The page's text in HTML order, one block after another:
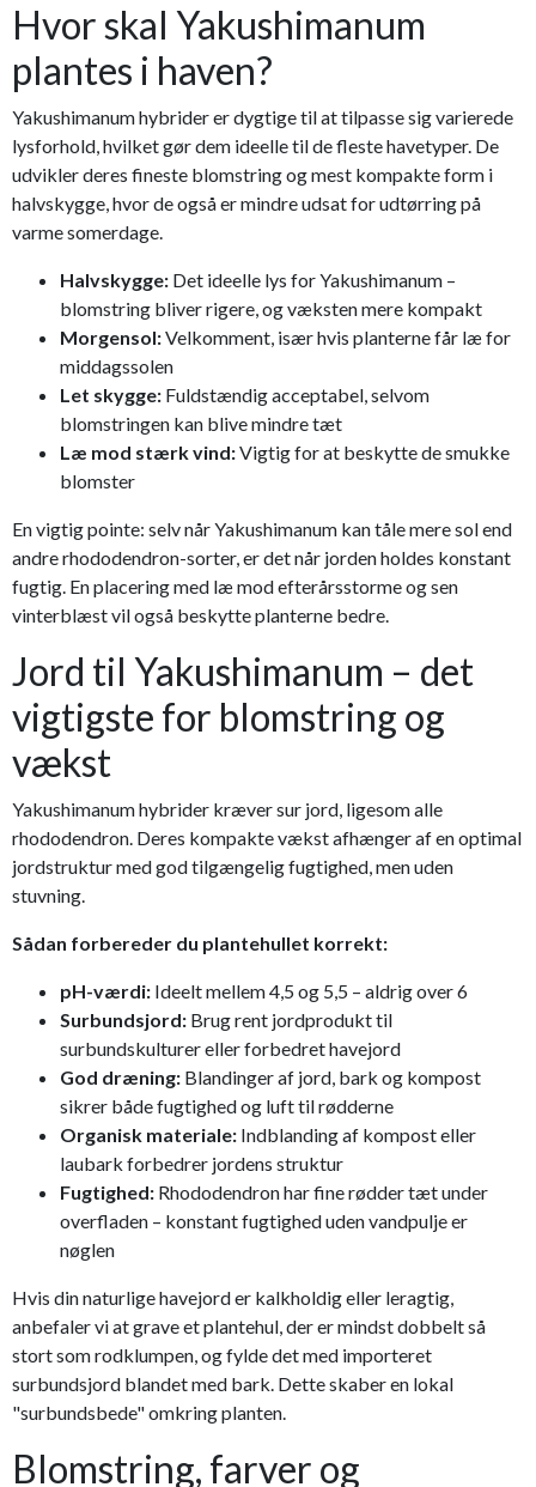
Hvor skal Yakushimanum
plantes i haven?
Yakushimanum hybrider er dygtige til at tilpasse sig varierede
lysforhold, hvilket gør dem ideelle til de fleste havetyper. De
udvikler deres fineste blomstring og mest kompakte form i
halvskygge, hvor de også er mindre udsat for udtørring på
varme somerdage.
Halvskygge: Det ideelle lys for Yakushimanum –
blomstring bliver rigere, og væksten mere kompakt
Morgensol:Velkomment, især hvis planterne får læ for
middagssolen
Let skygge: Fuldstændig acceptabel, selvom
blomstringen kan blive mindre tæt
Læ mod stærk vind:Vigtig for at beskytte de smukke
blomster
En vigtig pointe: selv når Yakushimanum kan tåle mere sol end
andre rhododendron-sorter, er det når jorden holdes konstant
fugtig. En placering med læ mod efterårsstorme og sen
vinterblæst vil også beskytte planterne bedre.
Jord til Yakushimanum – det
vigtigste for blomstring og
vækst
Yakushimanum hybrider kræver sur jord, ligesom alle
rhododendron. Deres kompakte vækst afhænger af en optimal
jordstruktur med god tilgængelig fugtighed, men uden
stuvning.
Sådan forbereder du plantehullet korrekt:
pH-værdi: Ideelt mellem 4,5 og 5,5 – aldrig over 6
Surbundsjord: Brug rent jordprodukt til
surbundskulturer eller forbedret havejord
God dræning: Blandinger af jord, bark og kompost
sikrer både fugtighed og luft til rødderne
Organisk materiale: Indblanding af kompost eller
laubark forbedrer jordens struktur
Fugtighed: Rhododendron har fine rødder tæt under
overfladen – konstant fugtighed uden vandpulje er
nøglen
Hvis din naturlige havejord er kalkholdig eller leragtig,
anbefaler vi at grave et plantehul, der er mindst dobbelt så
stort som rodklumpen, og fylde det med importeret
surbundsjord blandet med bark. Dette skaber en lokal
"surbundsbede" omkring planten.
Blomstring, farver og